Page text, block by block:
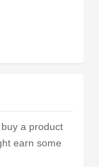
a product
earn some